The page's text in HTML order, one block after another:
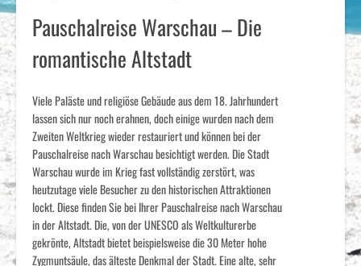
Pauschalreise Warschau – Die
romantische Altstadt
Viele Paläste und religiöse Gebäude aus dem 18. Jahrhundert
lassen sich nur noch erahnen, doch einige wurden nach dem
Zweiten Weltkrieg wieder restauriert und können bei der
Pauschalreise nach Warschau besichtigt werden. Die Stadt
Warschau wurde im Krieg fast vollständig zerstört, was
heutzutage viele Besucher zu den historischen Attraktionen
lockt. Diese finden Sie bei Ihrer Pauschalreise nach Warschau
in der Altstadt. Die, von der UNESCO als Weltkulturerbe
gekrönte, Altstadt bietet beispielsweise die 30 Meter hohe
Zygmuntsäule, das älteste Denkmal der Stadt. Eine alte, sehr